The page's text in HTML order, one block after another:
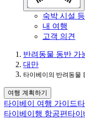
숙박 시설
내 여행
고객 의견
반려동물 동반 가
대만
타이베이의 반려동물
여행 계획하기
타이베이 여행 가이드
타이베이행 항공편 타이